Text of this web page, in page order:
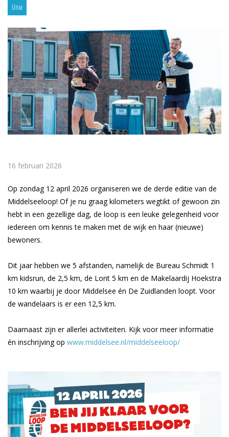
Unia
16 februari 2026
Op zondag 12 april 2026 organiseren we de derde editie van de
Middelseeloop! Of je nu graag kilometers wegtikt of gewoon zin
hebt in een gezellige dag, de loop is een leuke gelegenheid voor
iedereen om kennis te maken met de wijk en haar (nieuwe)
bewoners.
Dit jaar hebben we 5 afstanden, namelijk de Bureau Schmidt 1
km kidsrun, de 2,5 km, de Lont 5 km en de Makelaardij Hoekstra
10 km waarbij je door Middelsee én De Zuidlanden loopt. Voor
de wandelaars is er een 12,5 km.
Daarnaast zijn er allerlei activiteiten. Kijk voor meer informatie
én inschrijving op www.middelsee.nl/middelseeloop/